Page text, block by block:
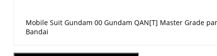
Mobile Suit Gundam 00 Gundam QAN[T] Master Grade par
Bandai